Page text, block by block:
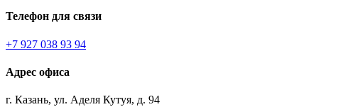
Телефон для связи
+7 927 038 93 94
Адрес офиса
г. Казань, ул. Аделя Кутуя, д. 94